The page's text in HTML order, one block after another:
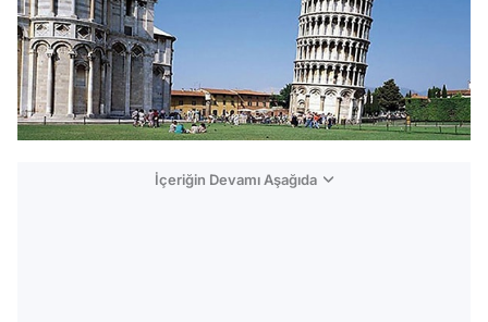
İçeriğin Devamı Aşağıda